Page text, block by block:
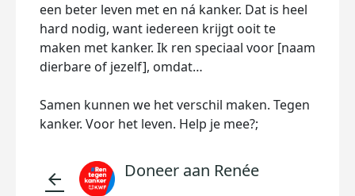
een beter leven met en ná kanker. Dat is heel
hard nodig, want iedereen krijgt ooit te
maken met kanker. Ik ren speciaal voor [naam
dierbare of jezelf], omdat…
Samen kunnen we het verschil maken. Tegen
kanker. Voor het leven. Help je mee?;
arrow_back Doneer aan Renée